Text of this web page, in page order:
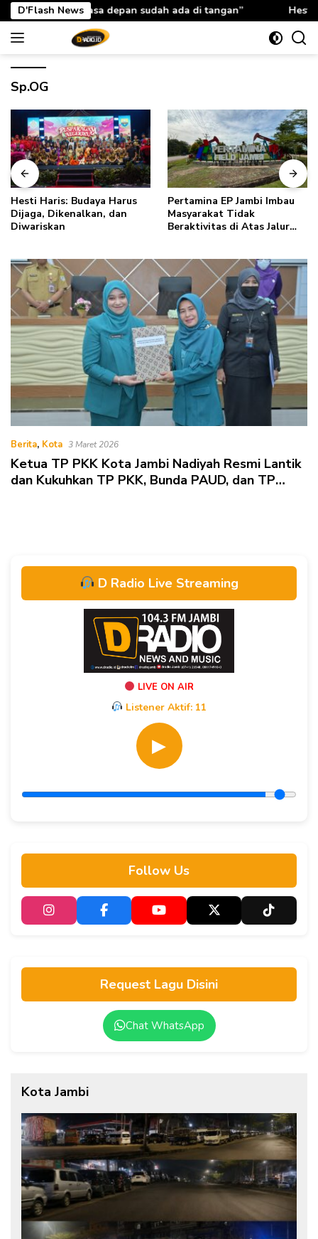
Langsung
ke
konten
D'Flash News
depan sudah ada di tangan” Hesti Haris: Rabu Berkah
Sp.OG
Hesti Haris: Budaya Harus
Dijaga, Dikenalkan, dan
Diwariskan
Pertamina EP Jambi Imbau
Masyarakat Tidak
Beraktivitas di Atas Jalur
Berita, Kota 3 Maret 2026
Ketua TP PKK Kota Jambi Nadiyah Resmi Lantik
dan Kukuhkan TP PKK, Bunda PAUD, dan TP
D Radio Live Streaming
LIVE ON AIR
Listener Aktif: 11
▶
Follow Us
Request Lagu Disini
Chat WhatsApp
Kota Jambi